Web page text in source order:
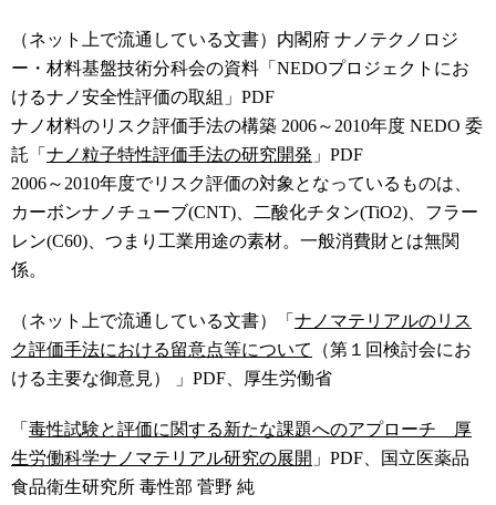
（ネット上で流通している文書）内閣府 ナノテクノロジ
ー・材料基盤技術分科会の資料「NEDOプロジェクトにお
けるナノ安全性評価の取組」PDF
ナノ材料のリスク評価手法の構築 2006～2010年度 NEDO 委
託「 ナノ粒子特性評価手法の研究開発 」PDF
2006～2010年度でリスク評価の対象となっているものは、
カーボンナノチューブ(CNT)、二酸化チタン(TiO2)、フラー
レン(C60)、つまり工業用途の素材。一般消費財とは無関
係。
（ネット上で流通している文書）「 ナノマテリアルのリス
ク評価手法における留意点等について
（第１回検討会にお
ける主要な御意見） 」PDF、厚生労働省
「 毒性試験と評価に関する新たな課題へのアプローチ 厚
生労働科学ナノマテリアル研究の展開 」PDF、国立医薬品
食品衛生研究所 毒性部 菅野 純